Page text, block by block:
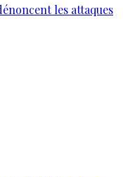
les attaques